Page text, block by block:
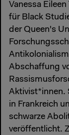
Vanessa
für Black
der Queen's
Abschaffung
Aktivist*innen.
in Frankreich
schwarze
veröffentlicht.